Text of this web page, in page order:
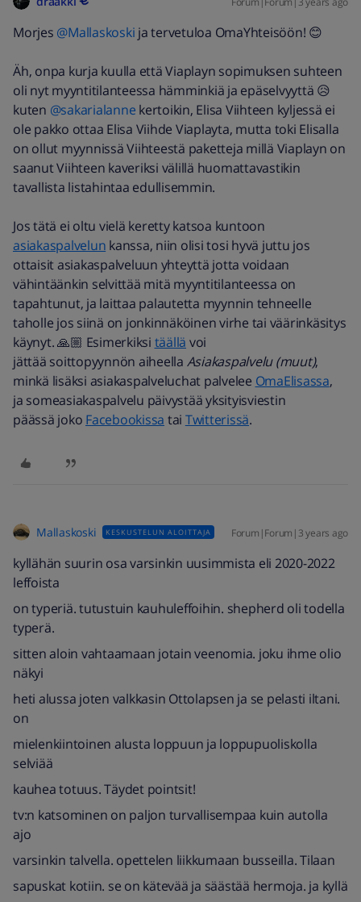
Morjes @Mallaskoski ja tervetuloa OmaYhteisöön! 😊
Äh, onpa kurja kuulla että Viaplayn sopimuksen suhteen
oli nyt myyntitilanteessa hämminkiä ja epäselvyyttä 😥
kuten @sakarialanne kertoikin, Elisa Viihteen kyljessä ei
ole pakko ottaa Elisa Viihde Viaplayta, mutta toki Elisalla
on ollut myynnissä Viihteestä paketteja millä Viaplayn on
saanut Viihteen kaveriksi välillä huomattavastikin
tavallista listahintaa edullisemmin.
Jos tätä ei oltu vielä keretty katsoa kuntoon
asiakaspalvelun kanssa, niin olisi tosi hyvä juttu jos
ottaisit asiakaspalveluun yhteyttä jotta voidaan
vähintäänkin selvittää mitä myyntitilanteessa on
tapahtunut, ja laittaa palautetta myynnin tehneelle
taholle jos siinä on jonkinnäköinen virhe tai väärinkäsitys
käynyt. 🙏🏼 Esimerkiksi täällä voi
jättää soittopyynnön aiheella Asiakaspalvelu (muut),
minkä lisäksi asiakaspalveluchat palvelee OmaElisassa,
ja someasiakaspalvelu päivystääyksityisviestin
päässä joko Facebookissa tai Twitterissä.
Mallaskoski KESKUSTELUN ALOITTAJA Forum|Forum|3 years ago
kyllähän suurin osa varsinkin uusimmista eli 2020-2022
leffoista
on typeriä. tutustuin kauhuleffoihin. shepherd oli todella
typerä.
sitten aloin vahtaamaan jotain veenomia. joku ihme olio
näkyi
heti alussa joten valkkasin Ottolapsen ja se pelasti iltani.
on
mielenkiintoinen alusta loppuun ja loppupuoliskolla
selviää
kauhea totuus. Täydet pointsit!
tv:n katsominen on paljon turvallisempaa kuin autolla
ajo
varsinkin talvella. opettelen liikkumaan busseilla. Tilaan
sapuskat kotiin. se on kätevää ja säästää hermoja. ja kyllä